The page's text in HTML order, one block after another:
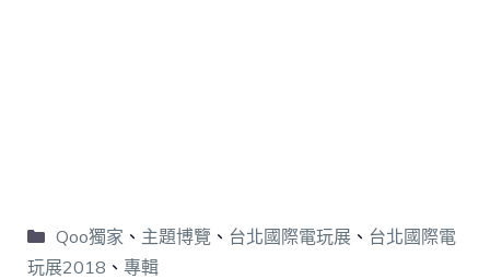
Qoo獨家 、 主題博覽 、 台北國際電玩展、 台北國際電
玩展2018 、 專輯